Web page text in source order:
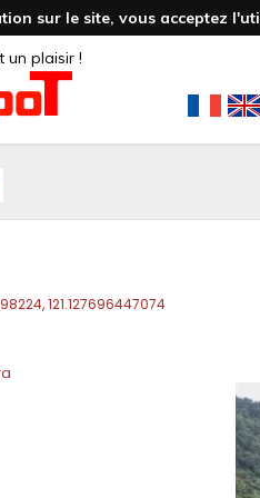
sur le site, vous acceptez
un plaisir !
121.127696447074